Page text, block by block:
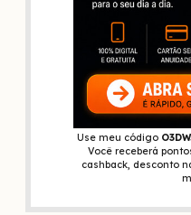
Use meu código
Você receberá
cashback, desconto